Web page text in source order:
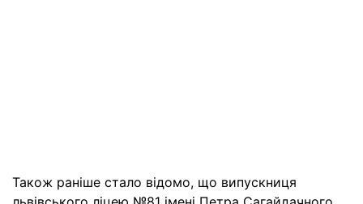
Також раніше стало відомо, що випускниця